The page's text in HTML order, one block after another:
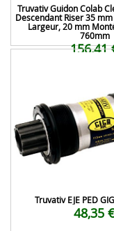
Truvativ Guidon Colab
Descendant Riser 35
Largeur, 20 mm
760mm
156,41
Truvativ EJE PED
48,35